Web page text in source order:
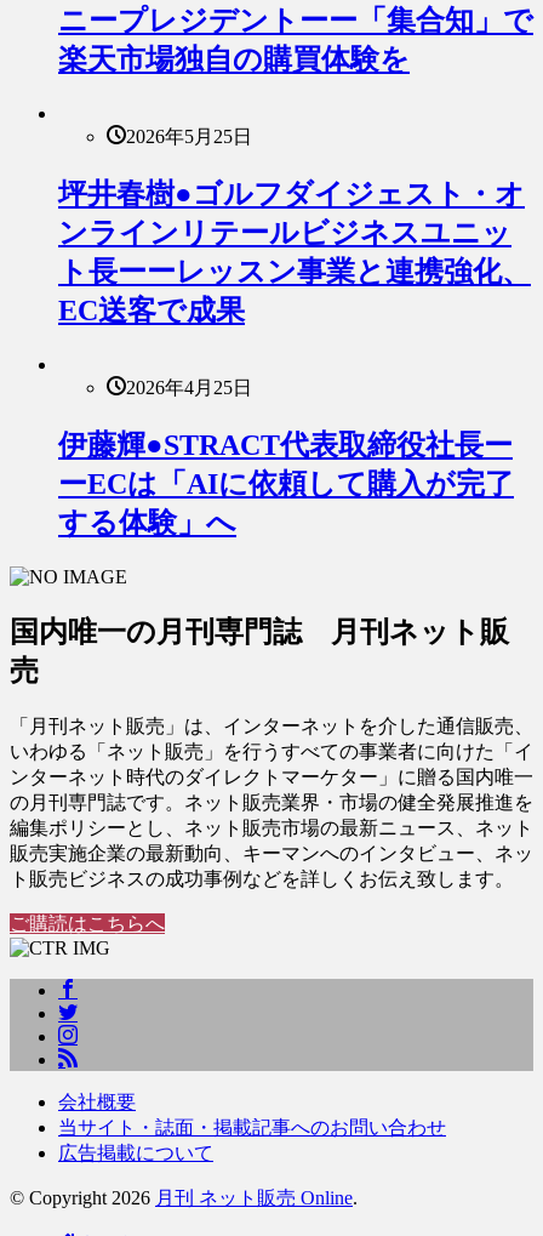
ニープレジデントーー「集合知」で
楽天市場独自の購買体験を
2026年5月25日
坪井春樹●ゴルフダイジェスト・オ
ンラインリテールビジネスユニッ
ト長ーーレッスン事業と連携強化、
EC送客で成果
2026年4月25日
伊藤輝●STRACT代表取締役社長ー
ーECは「AIに依頼して購入が完了
する体験」へ
国内唯一の月刊専門誌 月刊ネット販
売
「月刊ネット販売」は、インターネットを介した通信販売、
いわゆる「ネット販売」を行うすべての事業者に向けた「イ
ンターネット時代のダイレクトマーケター」に贈る国内唯一
の月刊専門誌です。ネット販売業界・市場の健全発展推進を
編集ポリシーとし、ネット販売市場の最新ニュース、ネット
販売実施企業の最新動向、キーマンへのインタビュー、ネッ
ト販売ビジネスの成功事例などを詳しくお伝え致します。
ご購読はこちらへ
会社概要
当サイト・誌面・掲載記事へのお問い合わせ
広告掲載について
© Copyright 2026 月刊 ネット販売 Online.